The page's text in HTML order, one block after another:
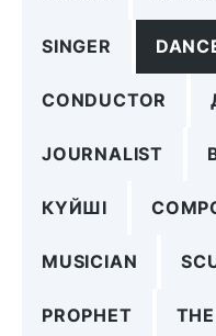
SINGER
CONDUCTOR
JOURNALIST
КҮЙШІ
MUSICIAN
PROPHET